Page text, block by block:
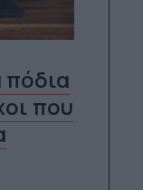
πόδια
που